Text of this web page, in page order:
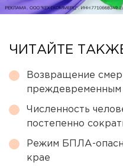
ЧИТАЙТЕ
Возвращение
преждевременным
Численность
постепенно
Режим БПЛА-
крае